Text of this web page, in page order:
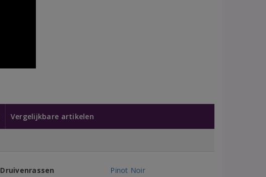
Vergelijkbare artikelen
Druivenrassen
Pinot Noir